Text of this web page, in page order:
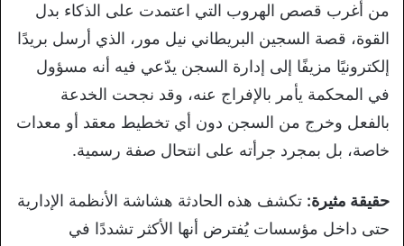
من أغرب قصص الهروب التي اعتمدت على الذكاء بدل
القوة، قصة السجين البريطاني نيل مور، الذي أرسل بريدًا
إلكترونيًا مزيفًا إلى إدارة السجن يدّعي فيه أنه مسؤول
في المحكمة يأمر بالإفراج عنه، وقد نجحت الخدعة
بالفعل وخرج من السجن دون أي تخطيط معقد أو معدات
خاصة، بل بمجرد جرأته على انتحال صفة رسمية.
حقيقة مثيرة: تكشف هذه الحادثة هشاشة الأنظمة الإدارية
حتى داخل مؤسسات يُفترض أنها الأكثر تشددًا في